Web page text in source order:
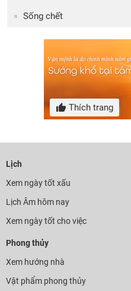
Sống chết
Thích trang
Lịch
Xem ngày tốt xấu
Lịch Âm hôm nay
Xem ngày tốt cho việc
Phong thủy
Xem hướng nhà
Vật phẩm phong thủy